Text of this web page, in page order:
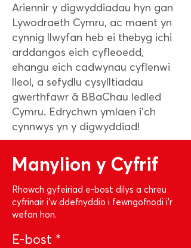
Ariennir y digwyddiadau hyn gan
Lywodraeth Cymru, ac maent yn
cynnig llwyfan heb ei thebyg ichi
arddangos eich cyfleoedd,
ehangu eich cadwynau cyflenwi
lleol, a sefydlu cysylltiadau
gwerthfawr â BBaChau ledled
Cymru. Edrychwn ymlaen i'ch
cynnwys yn y digwyddiad!
Manylion y Cyfrif
Rhowch gyfeiriad e-bost dilys a chreu
cyfrinair i'w ddefnyddio i fewngofnodi i'r
wefan hon.
E-bost